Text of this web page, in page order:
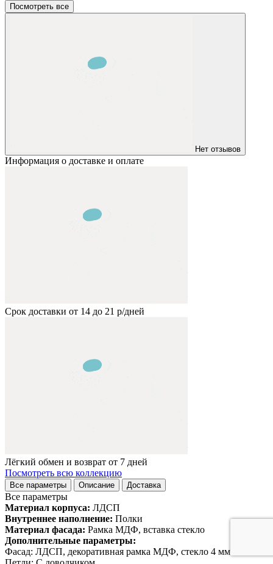
Посмотреть все
Нет отзывов
Информация о доставке и оплате
Срок доставки от 14 до 21 р/дней
Лёгкий обмен и возврат от 7 дней
Посмотреть всю коллекцию
Все параметры Описание Доставка
Все параметры
Материал корпуса: ЛДСП
Внутреннее наполнение: Полки
Материал фасада: Рамка МДФ, вставка стекло
Дополнительные параметры:
Фасад: ЛДСП, декоративная рамка МДФ, стекло 4 мм